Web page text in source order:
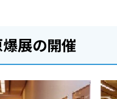
展の開催